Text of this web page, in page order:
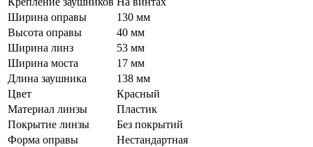
Ширина оправы
130 мм
Высота оправы
40 мм
Ширина линз
53 мм
Ширина моста
17 мм
Длина заушника
138 мм
Цвет
Красный
Материал линзы
Пластик
Покрытие линзы
Без покрытий
Форма оправы
Нестандартная